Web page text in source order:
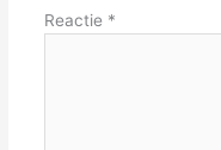
Reactie *